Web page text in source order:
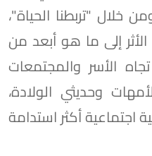
ومن خلال "تربطنا الحياة"،
إلى ما هو أبعد من
الأسر والمجتمعات
وحديثي الولادة،
أكثر استدامة